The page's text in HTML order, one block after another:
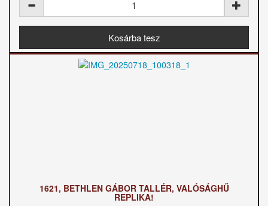
1621, BETHLEN GÁBOR TALLÉR, VALÓSÁGHŰ
REPLIKA!